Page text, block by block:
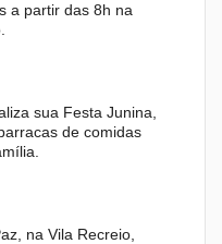
a partir das 8h na
sua Festa Junina,
de comidas
na Vila Recreio,